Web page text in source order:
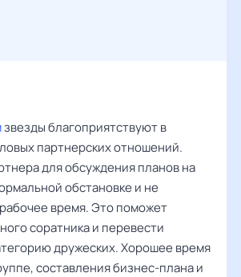
звезды благоприятствуют в
партнерских отношений.
для обсуждения планов на
обстановке и не
время. Это поможет
соратника и перевести
дружеских. Хорошее время
составления бизнес-плана и